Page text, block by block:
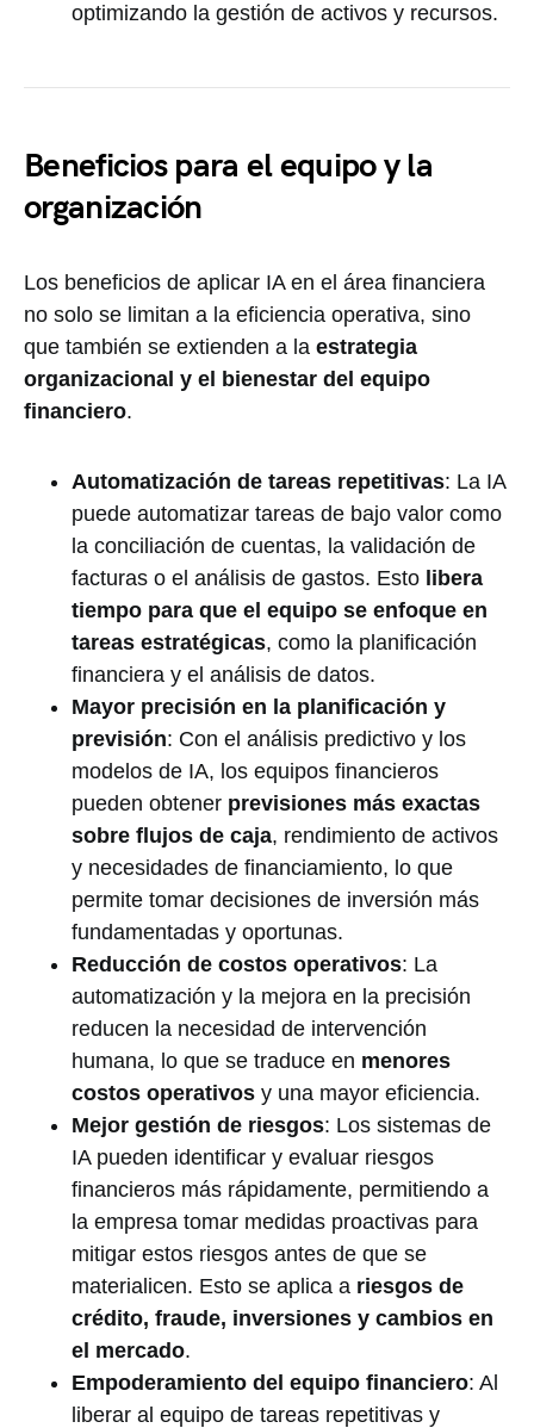
optimizando la gestión de activos y recursos.
Beneficios para el equipo y la
organización
Los beneficios de aplicar IA en el área financiera
no solo se limitan a la eficiencia operativa, sino
que también se extienden a la estrategia
organizacional y el bienestar del equipo
financiero.
Automatización de tareas repetitivas: La IA
puede automatizar tareas de bajo valor como
la conciliación de cuentas, la validación de
facturas o el análisis de gastos. Esto libera
tiempo para que el equipo se enfoque en
tareas estratégicas, como la planificación
financiera y el análisis de datos.
Mayor precisión en la planificación y
previsión: Con el análisis predictivo y los
modelos de IA, los equipos financieros
pueden obtener previsiones más exactas
sobre flujos de caja, rendimiento de activos
y necesidades de financiamiento, lo que
permite tomar decisiones de inversión más
fundamentadas y oportunas.
Reducción de costos operativos: La
automatización y la mejora en la precisión
reducen la necesidad de intervención
humana, lo que se traduce en menores
costos operativos y una mayor eficiencia.
Mejor gestión de riesgos: Los sistemas de
IA pueden identificar y evaluar riesgos
financieros más rápidamente, permitiendo a
la empresa tomar medidas proactivas para
mitigar estos riesgos antes de que se
materialicen. Esto se aplica a riesgos de
crédito, fraude, inversiones y cambios en
el mercado.
Empoderamiento del equipo financiero: Al
liberar al equipo de tareas repetitivas y